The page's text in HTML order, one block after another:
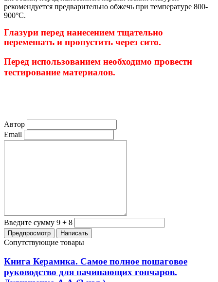
рекомендуется предварительно обжечь при температуре 800-
900°С.
Глазури перед нанесением тщательно
перемешать и пропустить через сито.
Перед использованием необходимо провести
тестирование материалов.
Автор
Email
Введите сумму 9 + 8
Сопутствующие товары
Книга Керамика. Самое полное пошаговое
руководство для начинающих гончаров.